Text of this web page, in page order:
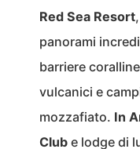
Red Sea Resort
panorami
barriere
vulcanici e
mozzafiato. In
Club e lodge di